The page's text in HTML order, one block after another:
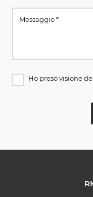
Ho preso visione